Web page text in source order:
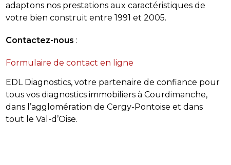
adaptons nos prestations aux caractéristiques de
votre bien construit entre 1991 et 2005.
Contactez-nous :
Formulaire de contact en ligne
EDL Diagnostics, votre partenaire de confiance pour
tous vos diagnostics immobiliers à Courdimanche,
dans l’agglomération de Cergy-Pontoise et dans
tout le Val-d’Oise.